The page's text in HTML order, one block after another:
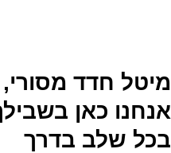
מיטל חדד
אנחנו כאן
בכל שלב בדרך